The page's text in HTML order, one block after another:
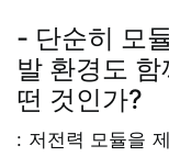
- 단순히 모
발 환경도
떤 것인가?
: 저전력 모듈을